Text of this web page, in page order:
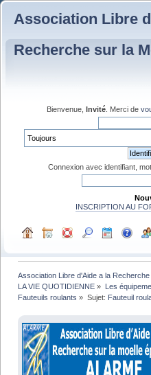
Association Libre
Recherche sur la
Bienvenue, Invité . Merci de
Connexion avec identifiant,
INSCRIPTION AU
Association Libre d'Aide a la
LA VIE QUOTIDIENNE » Les
Fauteuils roulants » Sujet: Fauteuil